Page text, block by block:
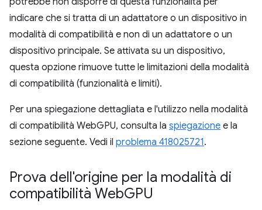
indicare che si tratta di un adattatore o un dispositivo in
modalità di compatibilità e non di un adattatore o un
dispositivo principale. Se attivata su un dispositivo,
questa opzione rimuove tutte le limitazioni della modalità
di compatibilità (funzionalità e limiti).
Per una spiegazione dettagliata e l'utilizzo nella modalità
di compatibilità WebGPU, consulta la spiegazione e la
sezione seguente. Vedi il problema 418025721.
Prova dell'origine per la modalità di
compatibilità WebGPU